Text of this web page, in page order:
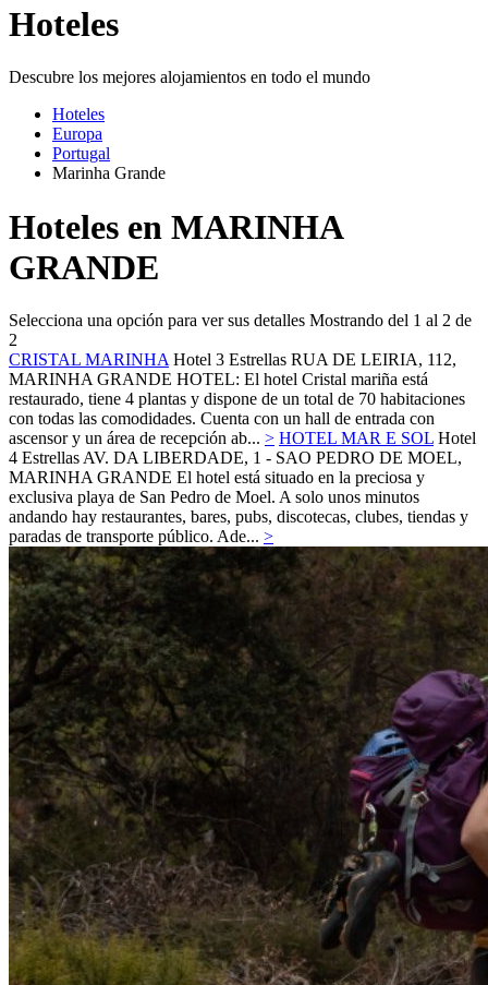
Hoteles
Descubre los mejores alojamientos en todo el mundo
Hoteles
Europa
Portugal
Marinha Grande
Hoteles en MARINHA
GRANDE
Selecciona una opción para ver sus detalles Mostrando del 1 al 2 de
2
CRISTAL MARINHA Hotel 3 Estrellas RUA DE LEIRIA, 112,
MARINHA GRANDE HOTEL: El hotel Cristal mariña está
restaurado, tiene 4 plantas y dispone de un total de 70 habitaciones
con todas las comodidades. Cuenta con un hall de entrada con
ascensor y un área de recepción ab... > HOTEL MAR E SOL Hotel
4 Estrellas AV. DA LIBERDADE, 1 - SAO PEDRO DE MOEL,
MARINHA GRANDE El hotel está situado en la preciosa y
exclusiva playa de San Pedro de Moel. A solo unos minutos
andando hay restaurantes, bares, pubs, discotecas, clubes, tiendas y
paradas de transporte público. Ade... >